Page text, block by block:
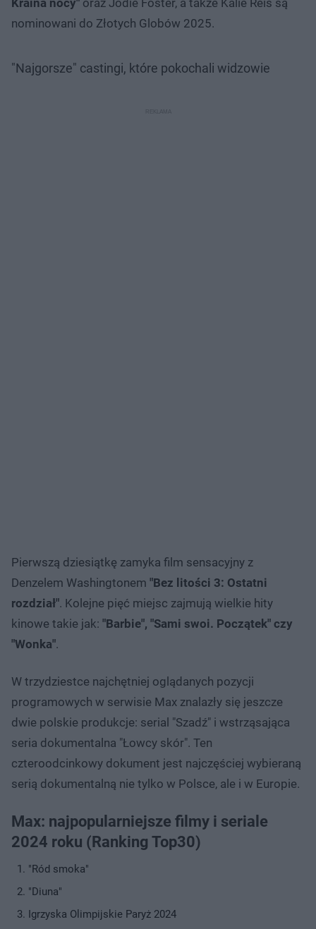
nominowani do Złotych Globów 2025.
"Najgorsze" castingi, które pokochali widzowie
Pierwszą dziesiątkę zamyka film sensacyjny z
Denzelem Washingtonem "Bez litości 3: Ostatni
rozdział". Kolejne pięć miejsc zajmują wielkie hity
kinowe takie jak: "Barbie", "Sami swoi. Początek" czy
"Wonka".
W trzydziestce najchętniej oglądanych pozycji
programowych w serwisie Max znalazły się jeszcze
dwie polskie produkcje: serial "Szadź" i wstrząsająca
seria dokumentalna "Łowcy skór". Ten
czteroodcinkowy dokument jest najczęściej wybieraną
serią dokumentalną nie tylko w Polsce, ale i w Europie.
Max: najpopularniejsze filmy i seriale
2024 roku (Ranking Top30)
"Ród smoka"
"Diuna"
Igrzyska Olimpijskie Paryż 2024